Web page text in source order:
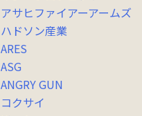
アサヒファイアーアームズ
ハドソン産業
ARES
ASG
ANGRY GUN
コクサイ